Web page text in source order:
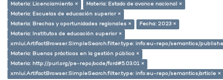
Materia: Licenciamiento ×
Materia: Estado de avance nacional ×
Materia: Escuelas de educación superior ×
Materia: Brechas y oportunidades regionales ×
Fecha: 2023 ×
Materia: Institutos de educación superior ×
xmlui.ArtifactBrowser.SimpleSearch.filter.type: info:eu-repo/semantics/
Materia: Buenas prácticas en la gestión pública ×
Materia: http://purl.org/pe-repo/ocde/ford#5.03.01 ×
xmlui.ArtifactBrowser.SimpleSearch.filter.type: info:eu-repo/semantics/article ×